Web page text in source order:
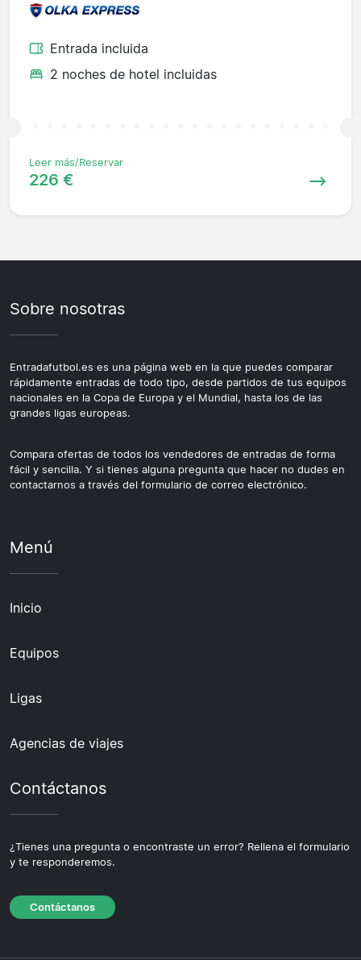
Entrada incluida
2 noches de hotel incluidas
Leer más/Reservar
226 €
Sobre nosotras
Entradafutbol.es es una página web en la que puedes comparar
rápidamente entradas de todo tipo, desde partidos de tus equipos
nacionales en la Copa de Europa y el Mundial, hasta los de las
grandes ligas europeas.
Compara ofertas de todos los vendedores de entradas de forma
fácil y sencilla. Y si tienes alguna pregunta que hacer no dudes en
contactarnos a través del formulario de correo electrónico.
Menú
Inicio
Equipos
Ligas
Agencias de viajes
Contáctanos
¿Tienes una pregunta o encontraste un error? Rellena el formulario
y te responderemos.
Contáctanos